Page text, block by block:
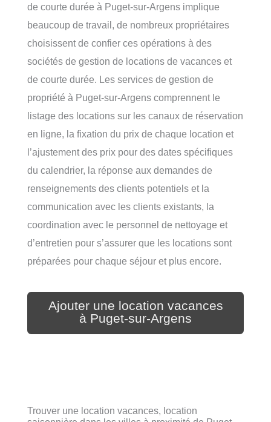
de courte durée à Puget-sur-Argens implique
beaucoup de travail, de nombreux propriétaires
choisissent de confier ces opérations à des
sociétés de gestion de locations de vacances et
de courte durée. Les services de gestion de
propriété à Puget-sur-Argens comprennent le
listage des locations sur les canaux de réservation
en ligne, la fixation du prix de chaque location et
l’ajustement des prix pour des dates spécifiques
du calendrier, la réponse aux demandes de
renseignements des clients potentiels et la
communication avec les clients existants, la
coordination avec le personnel de nettoyage et
d’entretien pour s’assurer que les locations sont
préparées pour chaque séjour et plus encore.
Ajouter une location vacances
à Puget-sur-Argens
Trouver une location vacances, location